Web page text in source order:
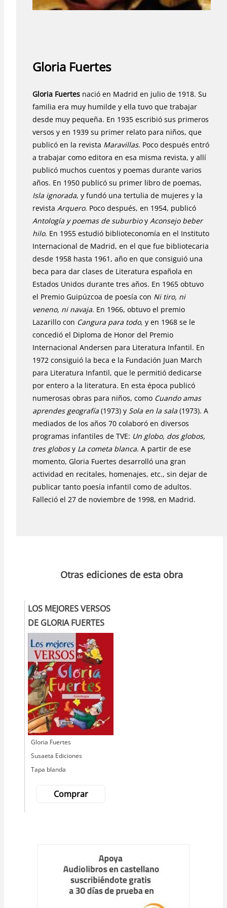
Gloria Fuertes
Gloria Fuertes nació en Madrid en julio de 1918. Su
familia era muy humilde y ella tuvo que trabajar
desde muy pequeña. En 1935 escribió sus primeros
versos y en 1939 su primer relato para niños, que
publicó en la revista Maravillas. Poco después entró
a trabajar como editora en esa misma revista, y allí
publicó muchos cuentos y poemas durante varios
años. En 1950 publicó su primer libro de poemas,
Isla ignorada, y fundó una tertulia de mujeres y la
revista Arquero. Poco después, en 1954, publicó
Antología y poemas de suburbioy Aconsejo beber
hilo. En 1955 estudió biblioteconomía en el Instituto
Internacional de Madrid, en el que fue bibliotecaria
desde 1958 hasta 1961, año en que consiguió una
beca para dar clases de Literatura española en
Estados Unidos durante tres años. En 1965 obtuvo
el Premio Guipúzcoa de poesía con Ni tiro, ni
veneno, ni navaja. En 1966, obtuvo el premio
Lazarillo con Cangura para todo, y en 1968 se le
concedió el Diploma de Honor del Premio
Internacional Andersen para Literatura Infantil. En
1972 consiguió la beca e la Fundación Juan March
para Literatura Infantil, que le permitió dedicarse
por entero a la literatura. En esta época publicó
numerosas obras para niños, como Cuando amas
aprendes geografía (1973) y Sola en la sala (1973). A
mediados de los años 70 colaboró en diversos
programas infantiles de TVE: Un globo, dos globos,
tres globosy La cometa blanca. A partir de ese
momento, Gloria Fuertes desarrolló una gran
actividad en recitales, homenajes, etc., sin dejar de
publicar tanto poesía infantil como de adultos.
Falleció el 27 de noviembre de 1998, en Madrid.
Otras ediciones de esta obra
LOS MEJORES VERSOS
DE GLORIA FUERTES
Autor
Gloria Fuertes
Editorial
Susaeta Ediciones
Tapa blanda
Comprar